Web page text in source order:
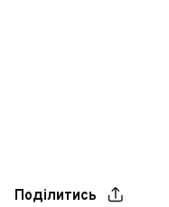
Поділитись